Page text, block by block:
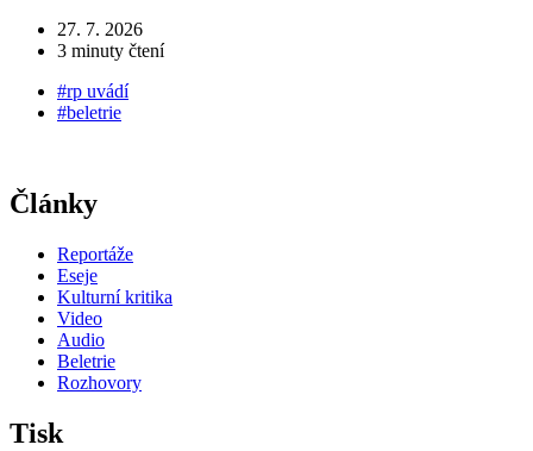
27. 7. 2026
3 minuty čtení
#rp uvádí
#beletrie
Články
Reportáže
Eseje
Kulturní kritika
Video
Audio
Beletrie
Rozhovory
Tisk